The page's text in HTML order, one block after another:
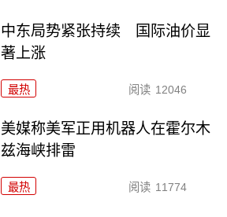
中东局势紧张持续 国际油价显
著上涨
最热 阅读 12046
美媒称美军正用机器人在霍尔木
兹海峡排雷
最热 阅读 11774